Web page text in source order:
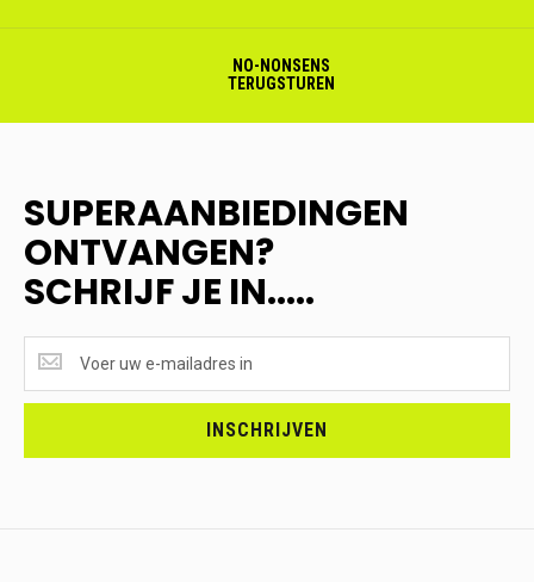
NO-NONSENS
TERUGSTUREN
SUPERAANBIEDINGEN
ONTVANGEN?
SCHRIJF JE IN.....
ONTVANGEN?
<br>SCHRIJF
INSCHRIJVEN